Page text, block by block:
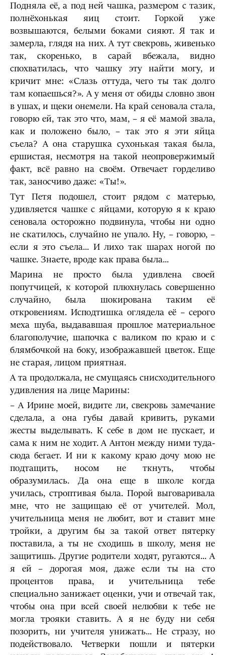
Подняла её, а под ней чашка, размером с тазик,
полнёхонькая яиц стоит. Горкой уже
возвышаются, белыми боками сияют. Я так и
замерла, глядя на них. А тут свекровь, живенько
так, скоренько, в сарай вбежала, видно
спохватилась, что чашку эту найти могу, и
кричит мне: «Слазь оттуда, чего ты так долго
там копаешься?». А у меня от обиды словно звон
в ушах, и щеки онемели. На край сеновала стала,
говорю ей, так это что, мам, – я её мамой звала,
как и положено было, – так это я эти яйца
съела? А она старушка сухонькая такая была,
ершистая, несмотря на такой неопровержимый
факт, всё равно на своём. Отвечает горделиво
так, заносчиво даже: «Ты!».
Тут Петя подошел, стоит рядом с матерью,
удивляется чашке с яйцами, которую я к краю
сеновала осторожно подвинула, чтобы ни одно
не скатилось, случайно не упало. Ну, – говорю, –
если я это съела... И лихо так шарах ногой по
чашке. Знаете, вроде как права была...
Марина не просто была удивлена своей
попутчицей, к которой плюхнулась совершенно
случайно, была шокирована таким её
откровениям. Исподтишка оглядела её – серого
меха шуба, выдававшая прошлое материальное
благополучие, шапочка с валиком по краю и с
блямбочкой на боку, изображавшей цветок. Еще
не старая, лицом приятная.
А та продолжала, не смущаясь снисходительного
удивления на лице Марины:
– А Ирине моей, видите ли, свекровь замечание
сделала, а она губы давай кривить, руками
жесты выделывать. К себе в дом не пускает, и
сама к ним не ходит. А Антон между ними туда-
сюда бегает. И ни к какому краю дочу мою не
подтащить, носом не ткнуть, чтобы
образумилась. Да она еще в школе когда
училась, строптивая была. Порой выговаривала
мне, что не защищаю её от учителей. Мол,
учительница меня не любит, вот и ставит мне
тройки, а другим бы за такой ответ пятерку
поставила, а ты не сходишь в школу, меня не
защитишь. Другие родители ходят, ругаются... А
я ей – дорогая моя, даже если ты на сто
процентов права, и учительница тебе
специально занижает оценки, учи и отвечай так,
чтобы она при всей своей нелюбви к тебе не
могла трояки ставить. А я не буду ни себя
позорить, ни учителя унижать... Не стразу, но
подействовало. Четверки пошли и пятерки